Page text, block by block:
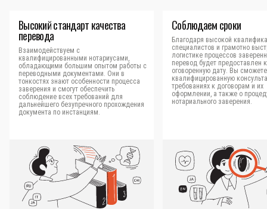
Высокий стандарт качества
перевода
Взаимодействуем с
квалифицированными нотариусами,
обладающими большим опытом работы с
переводными документами. Они в
тонкостях знают особенности процесса
заверения и смогут обеспечить
соблюдение всех требований для
дальнейшего безупречного прохождения
документа по инстанциям.
Соблюдаем сроки
Благодаря высокой
специалистов и грамотно
логистике процессов
перевод будет предоставлен
оговоренную дату. Вы
квалифицированную
требованиях к договорам и их
оформлении, а также о
нотариального заверения.